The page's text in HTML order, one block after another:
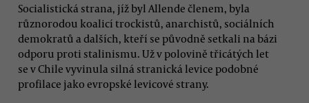
Socialistická strana, jíž byl Allende členem, byla
různorodou koalicí trockistů, anarchistů, sociálních
demokratů a dalších, kteří se původně setkali na bázi
odporu proti stalinismu. Už v polovině třicátých let
se v Chile vyvinula silná stranická levice podobné
profilace jako evropské levicové strany.